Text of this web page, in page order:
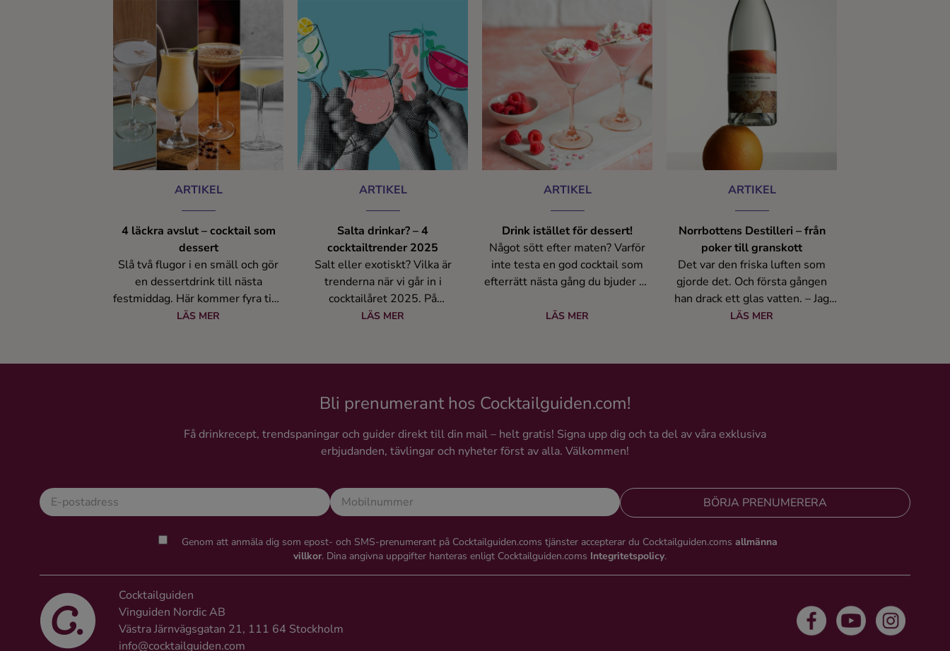
ARTIKEL
4 läckra avslut – cocktail som
dessert
Slå två flugor i en smäll och gör
en dessertdrink till nästa
festmiddag. Här kommer fyra tips
på väldigt läckra avslut – söta och
LÄS MER
ARTIKEL
Salta drinkar? – 4
cocktailtrender 2025
Salt eller exotiskt? Vilka är
trenderna när vi går in i
cocktailåret 2025. På
Cocktailguiden har vi valt fyra vi
LÄS MER
ARTIKEL
Drink istället för dessert!
Något sött efter maten? Varför
inte testa en god cocktail som
efterrätt nästa gång du bjuder på
LÄS MER
ARTIKEL
Norrbottens Destilleri – från
poker till granskott
Det var den friska luften som
gjorde det. Och första gången
han drack ett glas vatten. – Jag
märkte att ju mer tid jag
pokerspelaren Dennis Bejedal,
LÄS MER
Bli prenumerant hos Cocktailguiden.com!
Få drinkrecept, trendspaningar och guider direkt till din mail – helt gratis! Signa upp dig och ta del av våra exklusiva
erbjudanden, tävlingar och nyheter först av alla. Välkommen!
BÖRJA PRENUMERERA
Genom att anmäla dig som epost- och SMS-prenumerant på Cocktailguiden.coms tjänster accepterar du Cocktailguiden.coms allmänna
villkor. Dina angivna uppgifter hanteras enligt Cocktailguiden.coms Integritetspolicy.
Cocktailguiden
Vinguiden Nordic AB
Västra Järnvägsgatan 21, 111 64 Stockholm
info@cocktailguiden.com